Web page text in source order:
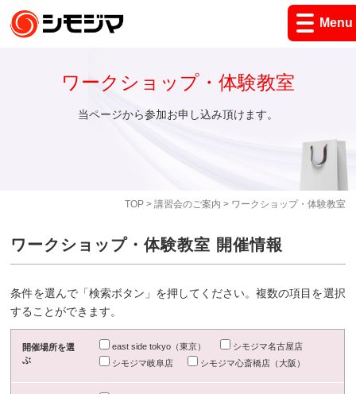
Menu
TOP> 講習会のご案内 > ワークショップ・体験教室
ワークショップ・体験教室
当ページから参加お申し込み頂けます。
ワークショップ・体験教室 開催情報
条件を選んで「検索ボタン」を押してください。複数の項目を選択
することができます。
開催場所を選
ぶ
east side tokyo（東京）
シモジマ名古屋店
シモジマ岐阜店
シモジマ心斎橋店（大阪）